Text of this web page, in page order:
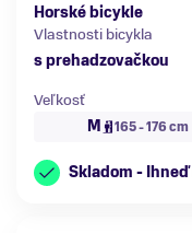
Horské bicykle
Vlastnosti bicykla
s prehadzovačkou
Veľkosť
M
165 - 176 cm
Skladom -